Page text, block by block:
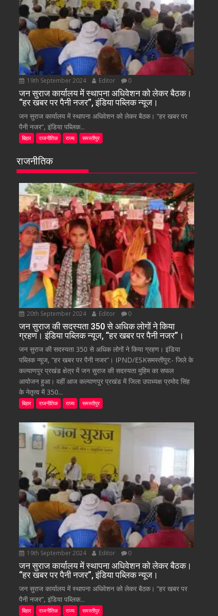
19th September 2024 Editor 0
जन सुराज कार्यालय में स्थापना अधिवेशन को लेकर बैठक।
“हर खबर पर पैनी नजर”, इंडिया पब्लिक न्यूज।
जन सुराज कार्यालय में स्थापना अधिवेशन को लेकर बैठक। “हर खबर पर
पैनी नजर”, इंडिया पब्लिक...
बिहार राजनीतिक राज्य समस्तीपुर
राजनीतिक
20th September 2024 Editor 0
जन सुराज की सदस्यता 350 से अधिक लोगों ने किया
ग्रहण। इंडिया पब्लिक न्यूज, “हर खबर पर पैनी नजर”।
जन सुराज की सदस्यता 350 से अधिक लोगों ने किया ग्रहण। इंडिया
पब्लिक न्यूज, “हर खबर पर पैनी नजर”। IPND/ESKसमस्तीपुर:- जिले के
कल्याणपुर प्रखंड क्षेत्र में जन सुराज की सदस्यता मुहिम का सफल
आयोजन हुआ। वहीं आज कल्याणपुर प्रखंड में जिला उपाध्यक्ष प्रमोद सिंह
के नेतृत्व में 350...
बिहार राजनीतिक राज्य समस्तीपुर
19th September 2024 Editor 0
जन सुराज कार्यालय में स्थापना अधिवेशन को लेकर बैठक।
“हर खबर पर पैनी नजर”, इंडिया पब्लिक न्यूज।
जन सुराज कार्यालय में स्थापना अधिवेशन को लेकर बैठक। “हर खबर पर
पैनी नजर”, इंडिया पब्लिक...
बिहार राजनीतिक राज्य समस्तीपुर